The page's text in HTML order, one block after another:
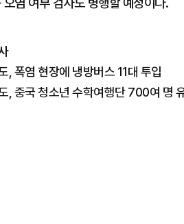
, 폭염 현장에 냉방버스 11대 투입
, 중국 청소년 수학여행단 700여 명